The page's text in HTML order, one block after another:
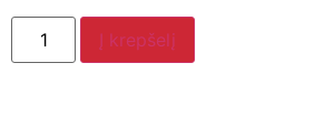
Į krepšelį